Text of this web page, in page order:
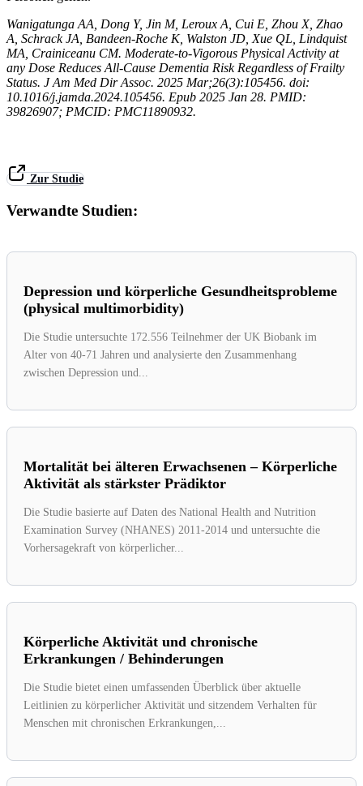
Wanigatunga AA, Dong Y, Jin M, Leroux A, Cui E, Zhou X, Zhao
A, Schrack JA, Bandeen-Roche K, Walston JD, Xue QL, Lindquist
MA, Crainiceanu CM. Moderate-to-Vigorous Physical Activity at
any Dose Reduces All-Cause Dementia Risk Regardless of Frailty
Status. J Am Med Dir Assoc. 2025 Mar;26(3):105456. doi:
10.1016/j.jamda.2024.105456. Epub 2025 Jan 28. PMID:
39826907; PMCID: PMC11890932.
Zur Studie
Verwandte Studien:
Depression und körperliche Gesundheitsprobleme
(physical multimorbidity)
Die Studie untersuchte 172.556 Teilnehmer der UK Biobank im
Alter von 40-71 Jahren und analysierte den Zusammenhang
zwischen Depression und...
Mortalität bei älteren Erwachsenen – Körperliche
Aktivität als stärkster Prädiktor
Die Studie basierte auf Daten des National Health and Nutrition
Examination Survey (NHANES) 2011-2014 und untersuchte die
Vorhersagekraft von körperlicher...
Körperliche Aktivität und chronische
Erkrankungen / Behinderungen
Die Studie bietet einen umfassenden Überblick über aktuelle
Leitlinien zu körperlicher Aktivität und sitzendem Verhalten für
Menschen mit chronischen Erkrankungen,...